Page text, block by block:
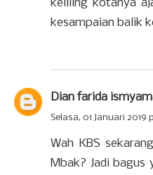
keliling kotanya
kesampaian balik
Dian farida
Selasa, 01 Januari
Wah KBS
Mbak? Jadi bagus